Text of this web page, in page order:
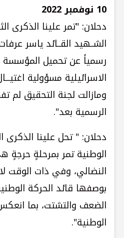
10 نوفمبر 2022
دحلان: "تمر علينا الذكرى
الشــهيد القــائد ياسر
رسمياً عن تحميل المؤسسة
الاسرائيلية مسؤولية
ومازالت لجنة التحقيق لم
الرسمية بعد".
دحلان: " تحل علينا الذكرى
الوطنية تمر بمرحلةٍ حرجةٍ
النضالي، وفي ذات الوقت
بوصفها قائد الحركة
الضعف والتشتت، بما
الوطنية".